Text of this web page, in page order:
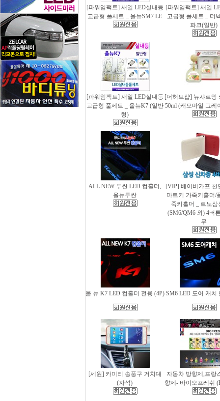
[파워임팩트] 새일 LED실내등
고급형 풀세트 _ 올뉴SM7 LE
[파워임팩트] 새일
고급형 풀세트 _ 더
파크(일반)
[파워임팩트] 새일 LED실내등
고급형 풀세트 _ 올뉴K7 (일반
형)
[더허브샵] 뉴샤르망
50ml (캐모마일 그레
ALL NEW 투싼 LED 컵홀더,
올뉴투싼
[VIP] 베이비카프 천
마트키 가죽키홀더/
죽키홀더 _ 르노삼
(SM6/QM6 외) 4버
무
올 뉴 K7 LED 컵홀더 전용 (4P) SM6 LED 도어 캐치
[세원] 카미리 송풍구 거치대
(자석)
자동차 방향제,프랑
향제- 바이오프레쉬